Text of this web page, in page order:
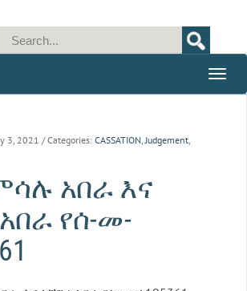
Toggle
3, 2021 / Categories: CASSATION,Judgement,
አበራ እና
የሰ-መ-